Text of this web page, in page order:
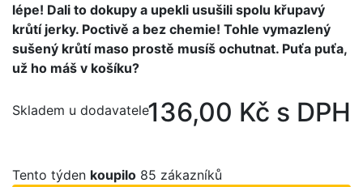
lépe! Dali to dokupy a upekli usušili spolu křupavý
krůtí jerky. Poctivě a bez chemie! Tohle vymazlený
sušený krůtí maso prostě musíš ochutnat. Puťa puťa,
už ho máš v košíku?
Skladem u dodavatele136,00 Kč s DPH
Tento týden koupilo 85 zákazníků